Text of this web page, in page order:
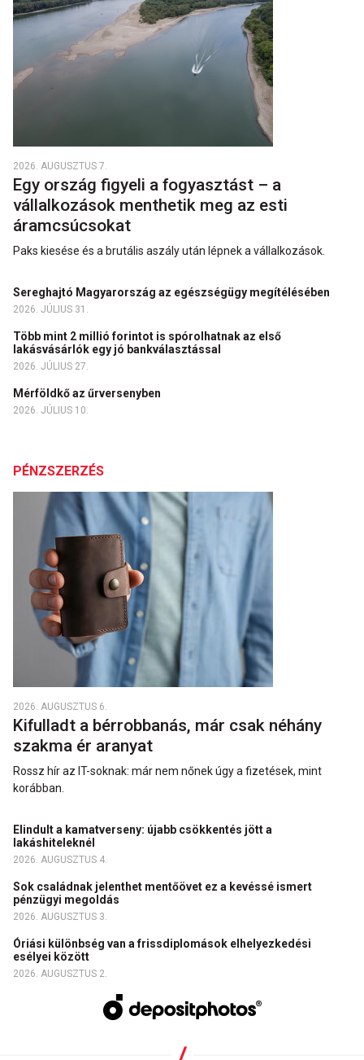
2026. AUGUSZTUS 7.
Egy ország figyeli a fogyasztást – a
vállalkozások menthetik meg az esti
áramcsúcsokat
Paks kiesése és a brutális aszály után lépnek a vállalkozások.
Sereghajtó Magyarország az egészségügy megítélésében
2026. JÚLIUS 31.
Több mint 2 millió forintot is spórolhatnak az első
lakásvásárlók egy jó bankválasztással
2026. JÚLIUS 27.
Mérföldkő az űrversenyben
2026. JÚLIUS 10.
PÉNZSZERZÉS
2026. AUGUSZTUS 6.
Kifulladt a bérrobbanás, már csak néhány
szakma ér aranyat
Rossz hír az IT-soknak: már nem nőnek úgy a fizetések, mint
korábban.
Elindult a kamatverseny: újabb csökkentés jött a
lakáshiteleknél
2026. AUGUSZTUS 4.
Sok családnak jelenthet mentőövet ez a kevéssé ismert
pénzügyi megoldás
2026. AUGUSZTUS 3.
Óriási különbség van a frissdiplomások elhelyezkedési
esélyei között
2026. AUGUSZTUS 2.